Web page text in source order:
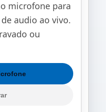
microfone para
audio ao vivo.
ou